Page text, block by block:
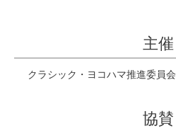
主催
クラシック・ヨコハマ推進委員会
協賛